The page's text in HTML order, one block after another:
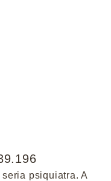
psiquiatra. A